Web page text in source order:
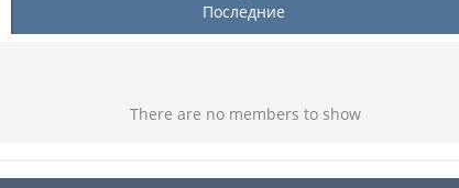
Последние
There are no members to show